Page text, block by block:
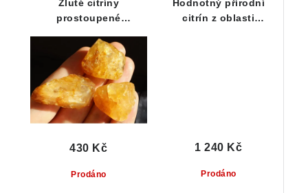
Žluté citríny
prostoupené
Sestava 3 ks
Prodáno
430 Kč
Hodnotný přírodní
citrín z oblasti
Prodáno
1 240 Kč